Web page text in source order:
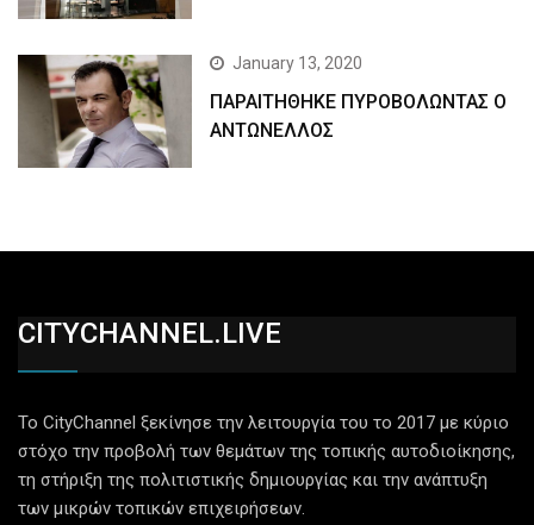
January 13, 2020
ΠΑΡΑΙΤΗΘΗΚΕ ΠΥΡΟΒΟΛΩΝΤΑΣ Ο
ΑΝΤΩΝΕΛΛΟΣ
CITYCHANNEL.LIVE
Το CityChannel ξεκίνησε την λειτουργία του το 2017 με κύριο
στόχο την προβολή των θεμάτων της τοπικής αυτοδιοίκησης,
τη στήριξη της πολιτιστικής δημιουργίας και την ανάπτυξη
των μικρών τοπικών επιχειρήσεων.